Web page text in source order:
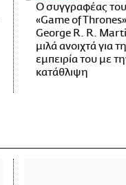
Ο συγγραφέας του
«Game of
George R. R.
μιλά ανοιχτά για
εμπειρία του με
κατάθλιψη